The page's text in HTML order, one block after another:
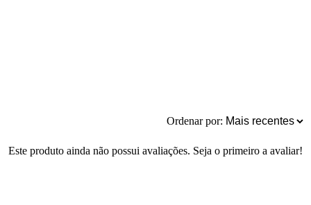
Ordenar por:
Este produto ainda não possui avaliações. Seja o primeiro a avaliar!